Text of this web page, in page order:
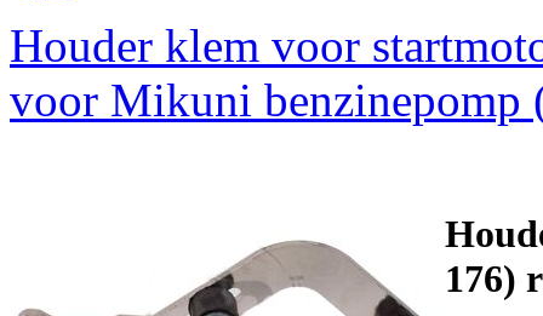
Houder klem voor
voor Mikuni benzinepomp
176)